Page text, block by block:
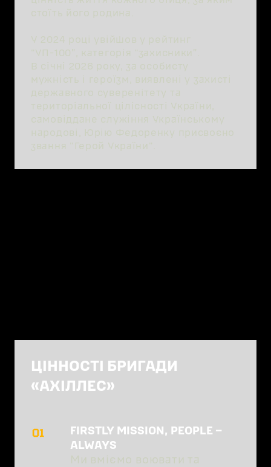
стоїть його родина.
У 2024 році увійшов у рейтинг
“УП-100”, категорія “захисники”.
В січні 2026 року, за особисту
мужність і героїзм, виявлені у захисті
державного суверенітету та
територіальної цілісності України,
самовіддане служіння Українському
народові, Юрію Федоренку присвоєно
звання "Герой України".
ЦІННОСТІ БРИГАДИ
«АХІЛЛЕС»
FIRSTLY MISSION, PEOPLE –
ALWAYS
Ми вміємо воювати та